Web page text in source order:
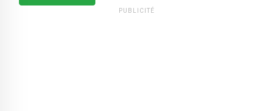
PUBLICITÉ